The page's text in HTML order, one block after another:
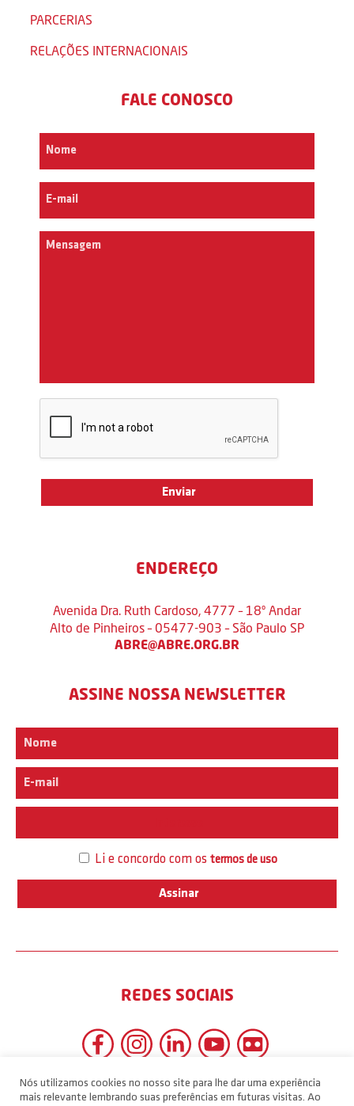
PARCERIAS
RELAÇÕES INTERNACIONAIS
FALE CONOSCO
ENDEREÇO
Avenida Dra. Ruth Cardoso, 4777 – 18º Andar
Alto de Pinheiros – 05477-903 – São Paulo SP
ABRE@ABRE.ORG.BR
ASSINE NOSSA NEWSLETTER
Li e concordo com os termos de uso
REDES SOCIAIS
Nós utilizamos cookies no nosso site para lhe dar uma experiência
mais relevante lembrando suas preferências em futuras visitas. Ao